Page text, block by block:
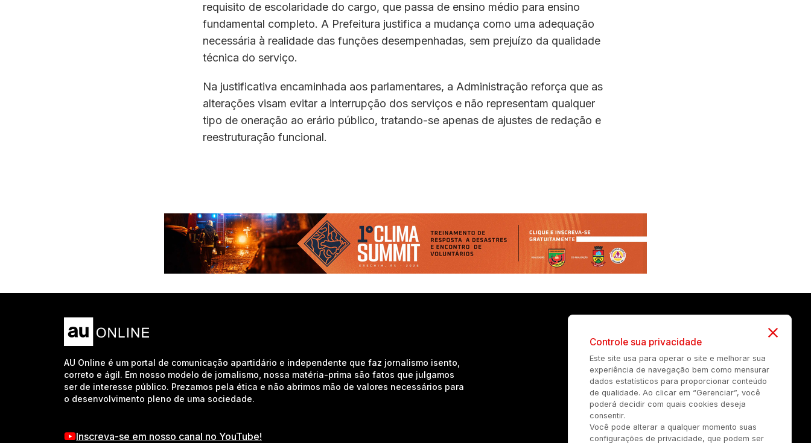
requisito de escolaridade do cargo, que passa de ensino médio para ensino
fundamental completo. A Prefeitura justifica a mudança como uma adequação
necessária à realidade das funções desempenhadas, sem prejuízo da qualidade
técnica do serviço.
Na justificativa encaminhada aos parlamentares, a Administração reforça que as
alterações visam evitar a interrupção dos serviços e não representam qualquer
tipo de oneração ao erário público, tratando-se apenas de ajustes de redação e
reestruturação funcional.
AU Online é um portal de comunicação apartidário e independente que faz jornalismo isento,
correto e ágil. Em nosso modelo de jornalismo, nossa matéria-prima são fatos que julgamos
ser de interesse público. Prezamos pela ética e não abrimos mão de valores necessários para
o desenvolvimento pleno de uma sociedade.
Inscreva-se em nosso canal no YouTube!
Controle sua privacidade
Este site usa para operar o site e melhorar sua
experiência de navegação bem como mensurar
dados estatísticos para proporcionar conteúdo
de qualidade. Ao clicar em “Gerenciar”, você
poderá decidir com quais cookies deseja
consentir.
Você pode alterar a qualquer momento suas
configurações de privacidade, que podem ser